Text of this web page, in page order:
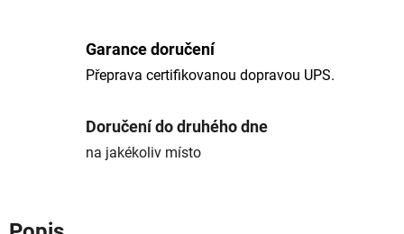
Garance doručení
Přeprava certifikovanou dopravou UPS.
Doručení do druhého dne
na jakékoliv místo